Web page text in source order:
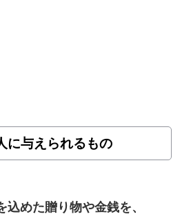
に与えられるもの
めた贈り物や金銭を、